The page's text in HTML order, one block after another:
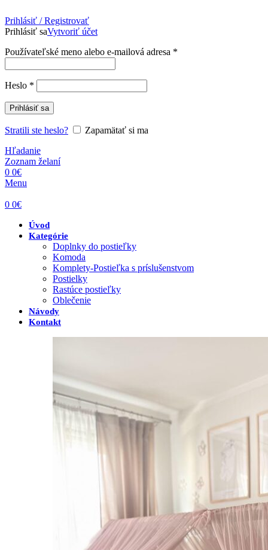
Prihlásiť / Registrovať
Prihlásiť saVytvoriť účet
Používateľské meno alebo e-mailová adresa *
Heslo *
Prihlásiť sa
Stratili ste heslo?
Zapamätať si ma
Hľadanie
Zoznam želaní
0 0€
Menu
0 0€
Úvod
Kategórie
Doplnky do postieľky
Komoda
Komplety-Postieľka s príslušenstvom
Postielky
Rastúce postieľky
Oblečenie
Návody
Kontakt